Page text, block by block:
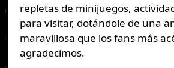
repletas de minijuegos,
para visitar, dotándole de una
maravillosa que los fans más
agradecimos.